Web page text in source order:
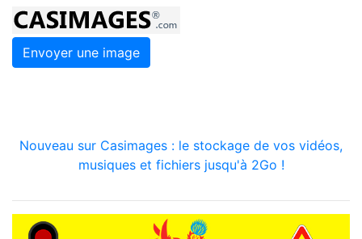
Envoyer une image
Nouveau sur Casimages : le stockage de vos vidéos,
musiques et fichiers jusqu'à 2Go !